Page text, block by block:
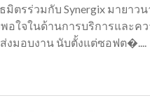
มิตรร่วมกับ Synergix มายาว
อใจในด้านการบริการและค
งมอบงาน นับตั้งแต่ซอฟต�....